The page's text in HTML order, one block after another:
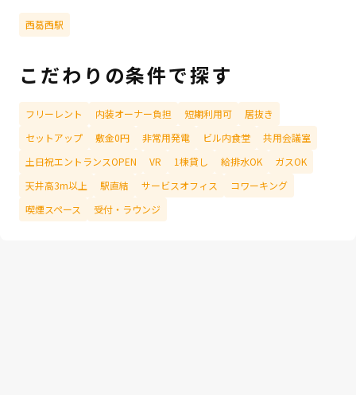
西葛西駅
こだわりの条件で探す
フリーレント 内装オーナー負担 短期利用可
居抜き
セットアップ
敷金0円 非常用発電 ビル内食堂
共用会議室
土日祝エントランスOPEN
VR 1棟貸し 給排水OK
ガスOK
天井高3m以上
駅直結 サービスオフィス
コワーキング
喫煙スペース
受付・ラウンジ